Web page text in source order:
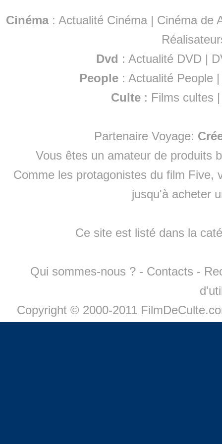
Cinéma: Actualité Cinéma | Cinéma de
Dvd : Actualité DVD |
People :Actualité People
Culte : Films cultes
Partenaire Voyage:
Vous êtes un amateur de produits
Comme les protagonistes du film Five,
jusqu'à acheter
Ce site est listé dans la
Qui sommes-nous ? - Contacts -
Copyright © 2000-2011